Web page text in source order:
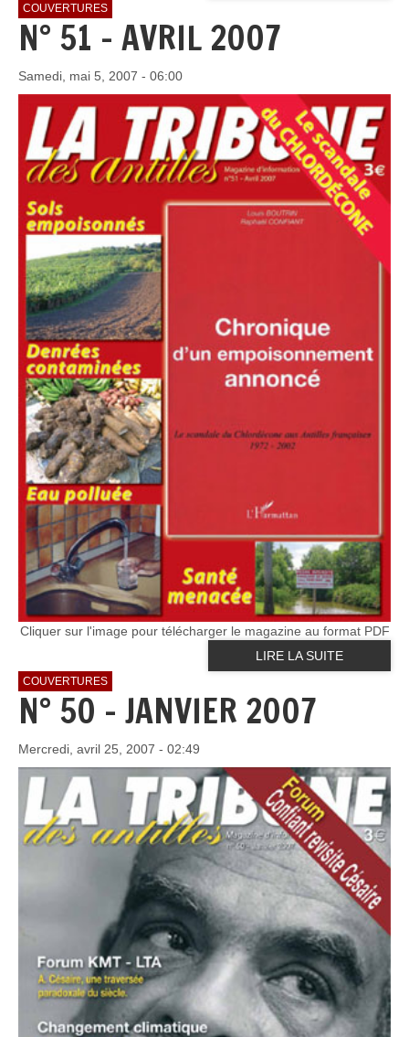
COUVERTURES
N° 51 - AVRIL 2007
Samedi, mai 5, 2007 - 06:00
Cliquer sur l'image pour télécharger le magazine au format PDF
LIRE LA SUITE
COUVERTURES
N° 50 - JANVIER 2007
Mercredi, avril 25, 2007 - 02:49